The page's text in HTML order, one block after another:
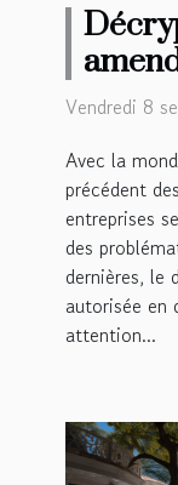
Vendredi 8
Avec la
précédent
entreprises
des
dernières, le
autorisée en
attention...